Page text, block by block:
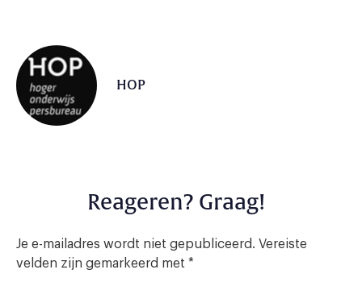
HOP
Reageren? Graag!
Je e-mailadres wordt niet gepubliceerd. Vereiste
velden zijn gemarkeerd met *